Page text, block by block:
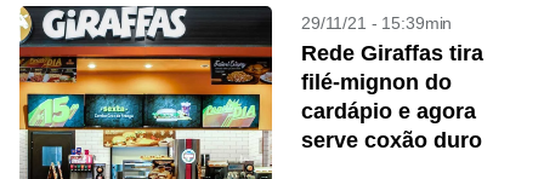
29/11/21 - 15:39min
Rede Giraffas tira
filé-mignon do
cardápio e agora
serve coxão duro